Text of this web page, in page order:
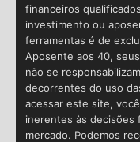
financeiros
investimento ou
ferramentas é de
Aposente aos 40,
não se
decorrentes do uso
acessar este site,
inerentes às decisões
mercado. Podemos